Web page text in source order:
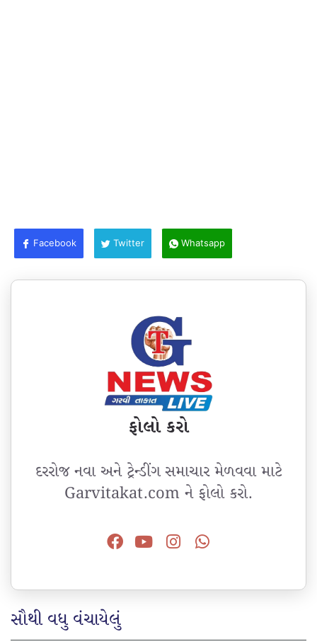
Facebook Twitter Whatsapp
ફોલો કરો
દરરોજ નવા અને ટ્રેન્ડીંગ સમાચાર મેળવવા માટે
Garvitakat.com ને ફોલો કરો.
સૌથી વધુ વંચાયેલું